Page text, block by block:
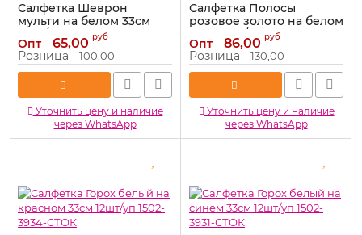
Салфетка Шеврон
мульти на белом 33см
12шт/уп 1502-1731-СТОК
Артикул: 1502-1731-СТОК
Опт 65,00 руб
Розница 100,00
Уточнить цену и наличие
через WhatsApp
Салфетка Полосы
розовое золото на белом
33см 6шт/уп 1502-3104
Артикул: 1502-3104
Опт 86,00 руб
Розница 130,00
Уточнить цену и наличие
через WhatsApp